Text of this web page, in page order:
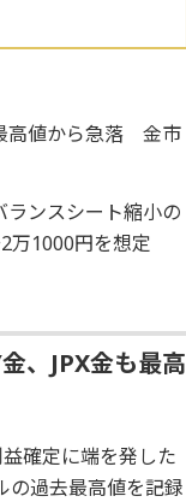
高値から急落 金市
ンスシート縮小の
万1000円を想定
、JPX金も最高
確定に端を発した
の過去最高値を記録